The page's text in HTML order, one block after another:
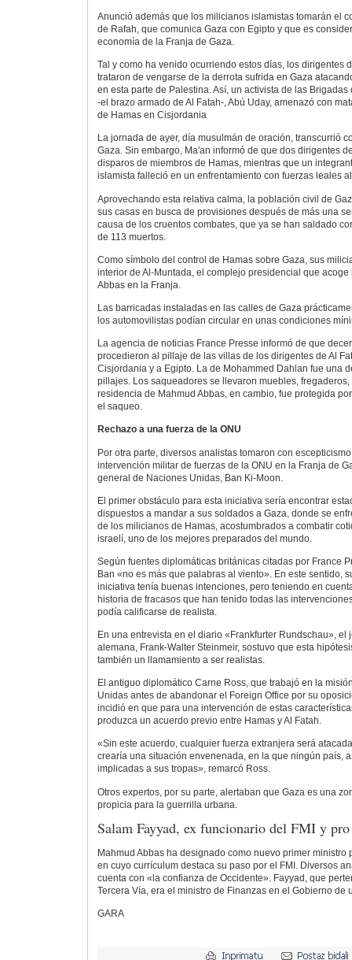
Anunció además que los milicianos islamistas tomarán el
de Rafah, que comunica Gaza con Egipto y que es
economía de la Franja de Gaza.
Tal y como ha venido ocurriendo estos días, los dirigentes
trataron de vengarse de la derrota sufrida en Gaza
en esta parte de Palestina. Así, un activista de las Brigadas
-el brazo armado de Al Fatah-, Abú Uday, amenazó con
de Hamas en Cisjordania
La jornada de ayer, día musulmán de oración, transcurrió
Gaza. Sin embargo, Ma'an informó de que dos dirigentes
disparos de miembros de Hamas, mientras que un
islamista falleció en un enfrentamiento con fuerzas leales
Aprovechando esta relativa calma, la población civil de
sus casas en busca de provisiones después de más una
causa de los cruentos combates, que ya se han saldado
de 113 muertos.
Como símbolo del control de Hamas sobre Gaza, sus
interior de Al-Muntada, el complejo presidencial que
Abbas en la Franja.
Las barricadas instaladas en las calles de Gaza
los automovilistas podían circular en unas condiciones
La agencia de noticias France Presse informó de que
procedieron al pillaje de las villas de los dirigentes de Al
Cisjordania y a Egipto. La de Mohammed Dahlan fue una
pillajes. Los saqueadores se llevaron muebles, fregaderos,
residencia de Mahmud Abbas, en cambio, fue protegida
el saqueo.
Rechazo a una fuerza de la ONU
Por otra parte, diversos analistas tomaron con
intervención militar de fuerzas de la ONU en la Franja de
general de Naciones Unidas, Ban Ki-Moon.
El primer obstáculo para esta iniciativa sería encontrar
dispuestos a mandar a sus soldados a Gaza, donde se
de los milicianos de Hamas, acostumbrados a combatir
israelí, uno de los mejores preparados del mundo.
Según fuentes diplomáticas británicas citadas por France
Ban «no es más que palabras al viento». En este sentido,
iniciativa tenía buenas intenciones, pero teniendo en
historia de fracasos que han tenido todas las
podía calificarse de realista.
En una entrevista en el diario «Frankfurter Rundschau», el
alemana, Frank-Walter Steinmeir, sostuvo que esta
también un llamamiento a ser realistas.
El antiguo diplomático Carne Ross, que trabajó en la
Unidas antes de abandonar el Foreign Office por su
incidió en que para una intervención de estas
produzca un acuerdo previo entre Hamas y Al Fatah.
«Sin este acuerdo, cualquier fuerza extranjera será
crearía una situación envenenada, en la que ningún país,
implicadas a sus tropas», remarcó Ross.
Otros expertos, por su parte, alertaban que Gaza es una
propicia para la guerrilla urbana.
Salam Fayyad, ex funcionario del FMI y
Mahmud Abbas ha designado como nuevo primer ministro
en cuyo currículum destaca su paso por el FMI. Diversos
cuenta con «la confianza de Occidente». Fayyad, que
Tercera Vía, era el ministro de Finanzas en el Gobierno de
GARA